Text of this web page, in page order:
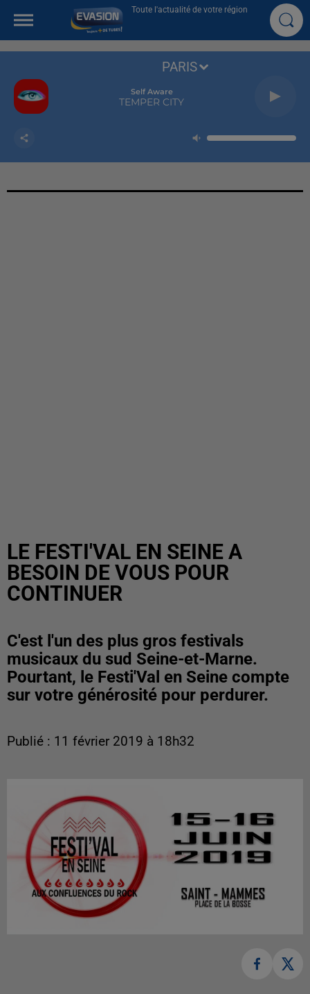
Toute l'actualité de votre région
Self Aware
TEMPER CITY
PARIS
LE FESTI'VAL EN SEINE A
BESOIN DE VOUS POUR
CONTINUER
C'est l'un des plus gros festivals
musicaux du sud Seine-et-Marne.
Pourtant, le Festi'Val en Seine compte
sur votre générosité pour perdurer.
Publié : 11 février 2019 à 18h32